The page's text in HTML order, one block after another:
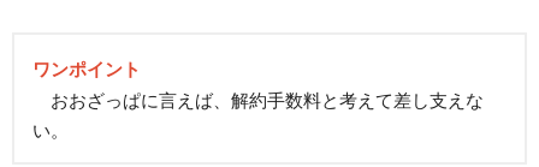
ワンポイント
おおざっぱに言えば、解約手数料と考えて差し支えな
い。